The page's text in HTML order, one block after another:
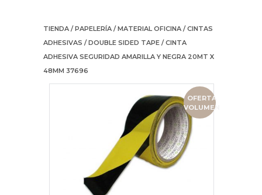
TIENDA /PAPELERÍA /MATERIAL OFICINA /CINTAS
ADHESIVAS /DOUBLE SIDED TAPE / CINTA
ADHESIVA SEGURIDAD AMARILLA Y NEGRA 20MT X
48MM 37696
OFERTA
VOLUMEN